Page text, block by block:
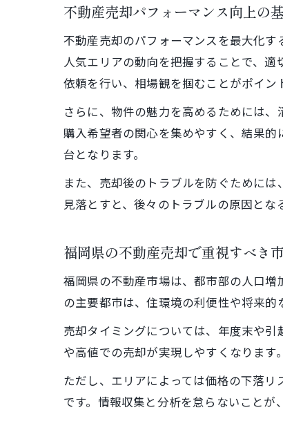
不動産売却パフォーマンス向上の
不動産売却のパフォーマンスを最大化
人気エリアの動向を把握することで、
依頼を行い、相場観を掴むことがポイン
さらに、物件の魅力を高めるためには
購入希望者の関心を集めやすく、結果
台となります。
また、売却後のトラブルを防ぐために
見落とすと、後々のトラブルの原因とな
福岡県の不動産売却で重視すべき
福岡県の不動産市場は、都市部の人口
の主要都市は、住環境の利便性や将来的
売却タイミングについては、年度末や
や高値での売却が実現しやすくなります
ただし、エリアによっては価格の下落
です。情報収集と分析を怠らないことが